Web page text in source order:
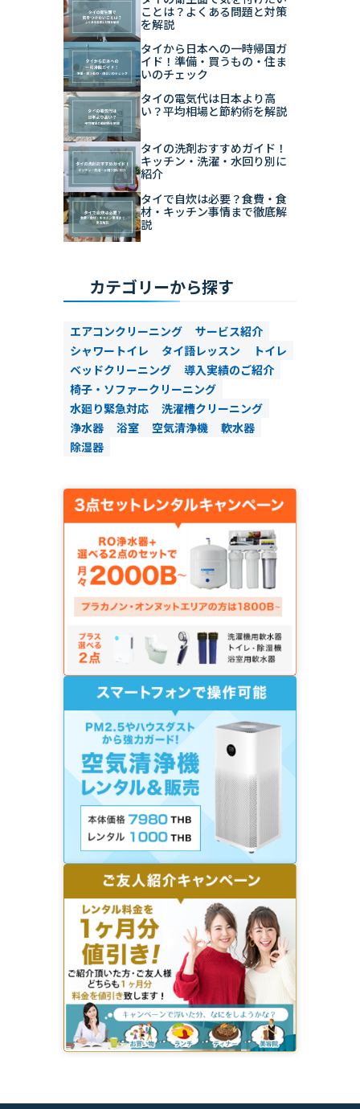
ことは？よくある問題と対策
を解説
タイから日本への一時帰国ガ
イド！準備・買うもの・住ま
いのチェック
タイの電気代は日本より高
い？平均相場と節約術を解説
タイの洗剤おすすめガイド！
キッチン・洗濯・水回り別に
紹介
タイで自炊は必要？食費・食
材・キッチン事情まで徹底解
説
カテゴリーから探す
エアコンクリーニング
サービス紹介
シャワートイレ
タイ語レッスン
トイレ
ベッドクリーニング
導入実績のご紹介
椅子・ソファークリーニング
水廻り緊急対応
洗濯槽クリーニング
浄水器
浴室 空気清浄機
軟水器
除湿器